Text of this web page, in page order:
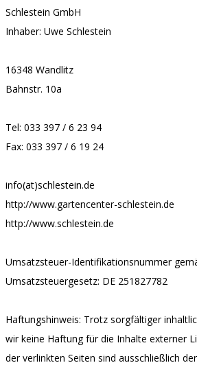
Schlestein GmbH
Inhaber: Uwe Schlestein
16348 Wandlitz
Bahnstr. 10a
Tel: 033 397 / 6 23 94
Fax: 033 397 / 6 19 24
info(at)schlestein.de
http://www.gartencenter-schlestein.de
http://www.schlestein.de
Umsatzsteuer-Identifikationsnummer
Umsatzsteuergesetz: DE 251827782
Haftungshinweis: Trotz sorgfältiger
wir keine Haftung für die Inhalte externer
der verlinkten Seiten sind ausschließlich